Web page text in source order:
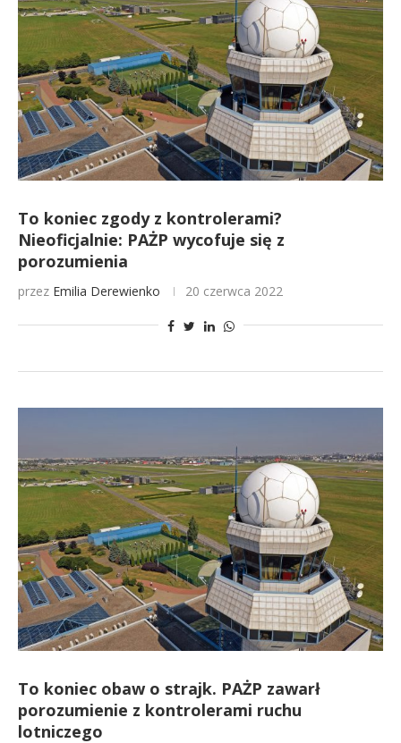
To koniec zgody z kontrolerami?
Nieoficjalnie: PAŻP wycofuje się z
porozumienia
przez Emilia Derewienko 20 czerwca 2022
To koniec obaw o strajk. PAŻP zawarł
porozumienie z kontrolerami ruchu
lotniczego